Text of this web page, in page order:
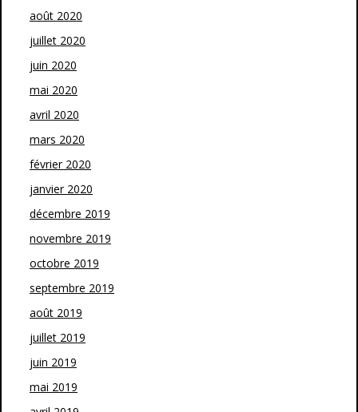
août 2020
juillet 2020
juin 2020
mai 2020
avril 2020
mars 2020
février 2020
janvier 2020
décembre 2019
novembre 2019
octobre 2019
septembre 2019
août 2019
juillet 2019
juin 2019
mai 2019